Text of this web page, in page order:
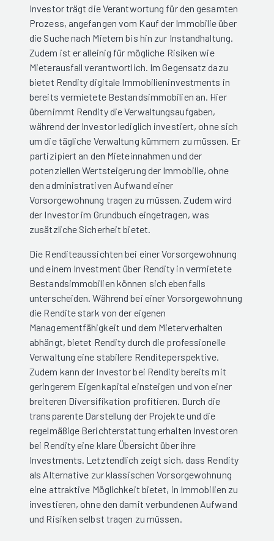
Investor trägt die Verantwortung für den gesamten
Prozess, angefangen vom Kauf der Immobilie über
die Suche nach Mietern bis hin zur Instandhaltung.
Zudem ist er alleinig für mögliche Risiken wie
Mieterausfall verantwortlich. Im Gegensatz dazu
bietet Rendity digitale Immobilieninvestments in
bereits vermietete Bestandsimmobilien an. Hier
übernimmt Rendity die Verwaltungsaufgaben,
während der Investor lediglich investiert, ohne sich
um die tägliche Verwaltung kümmern zu müssen. Er
partizipiert an den Mieteinnahmen und der
potenziellen Wertsteigerung der Immobilie, ohne
den administrativen Aufwand einer
Vorsorgewohnung tragen zu müssen. Zudem wird
der Investor im Grundbuch eingetragen, was
zusätzliche Sicherheit bietet.
Die Renditeaussichten bei einer Vorsorgewohnung
und einem Investment über Rendity in vermietete
Bestandsimmobilien können sich ebenfalls
unterscheiden. Während bei einer Vorsorgewohnung
die Rendite stark von der eigenen
Managementfähigkeit und dem Mieterverhalten
abhängt, bietet Rendity durch die professionelle
Verwaltung eine stabilere Renditeperspektive.
Zudem kann der Investor bei Rendity bereits mit
geringerem Eigenkapital einsteigen und von einer
breiteren Diversifikation profitieren. Durch die
transparente Darstellung der Projekte und die
regelmäßige Berichterstattung erhalten Investoren
bei Rendity eine klare Übersicht über ihre
Investments. Letztendlich zeigt sich, dass Rendity
als Alternative zur klassischen Vorsorgewohnung
eine attraktive Möglichkeit bietet, in Immobilien zu
investieren, ohne den damit verbundenen Aufwand
und Risiken selbst tragen zu müssen.